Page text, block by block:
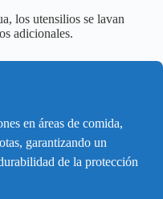
los utensilios se lavan
adicionales.
en áreas de comida,
garantizando un
de la protección